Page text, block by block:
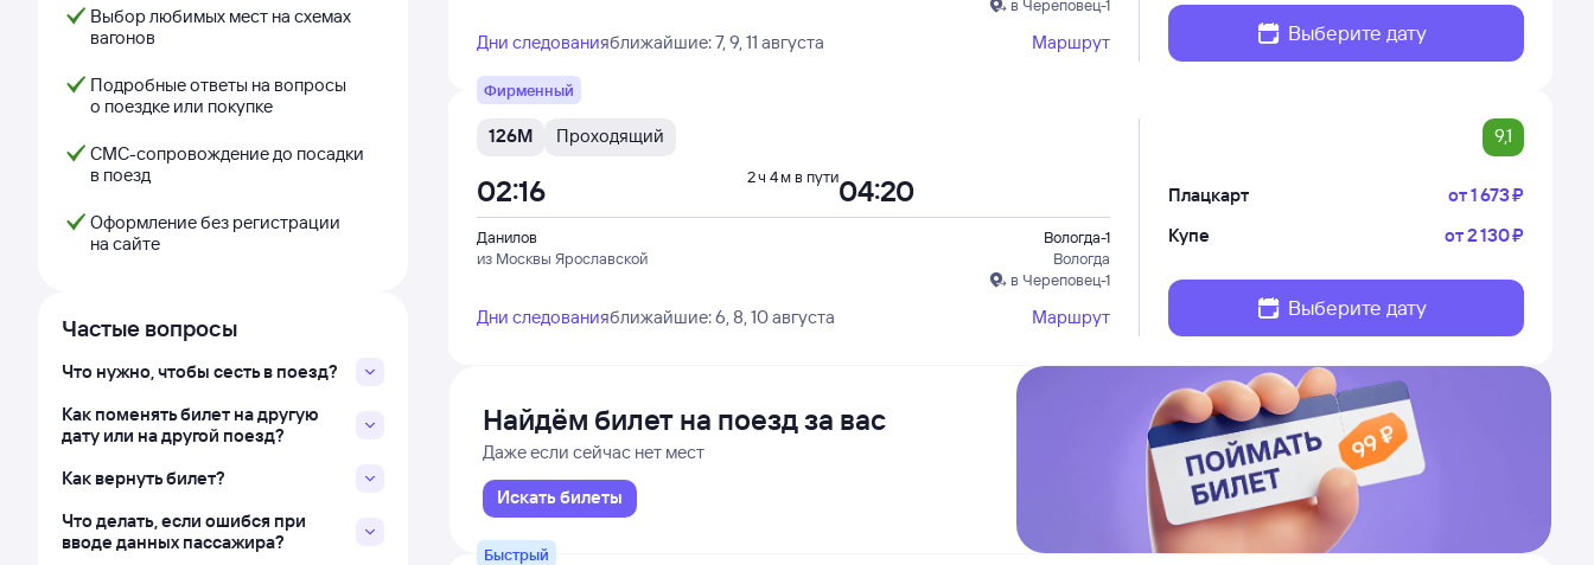
Выбор любимых мест на схемах
вагонов
Подробные ответы на вопросы
о поездке или покупке
СМС-сопровождение до посадки
в поезд
Оформление без регистрации
на сайте
Частые вопросы
Что нужно, чтобы сесть в поезд?
Как поменять билет на другую
дату или на другой поезд?
Как вернуть билет?
Что делать, если ошибся при
вводе данных пассажира?
в Череповец-1
Дни следованияближайшие: 7, 9, 11 августа Маршрут Выберите дату
Фирменный
126М Проходящий 9,1
Данилов
из Москвы Ярославской
Вологда-1
Вологда
в Череповец-1
02:16 04:20
2 ч 4 м в пути
Дни следованияближайшие: 6, 8, 10 августа Маршрут
Плацкарт от1 ⁠673 ⁠₽
Купе
от2 ⁠130 ⁠₽
Выберите дату
Найдём билет на поезд за вас
Даже если сейчас нет мест
Искать билеты
Быстрый